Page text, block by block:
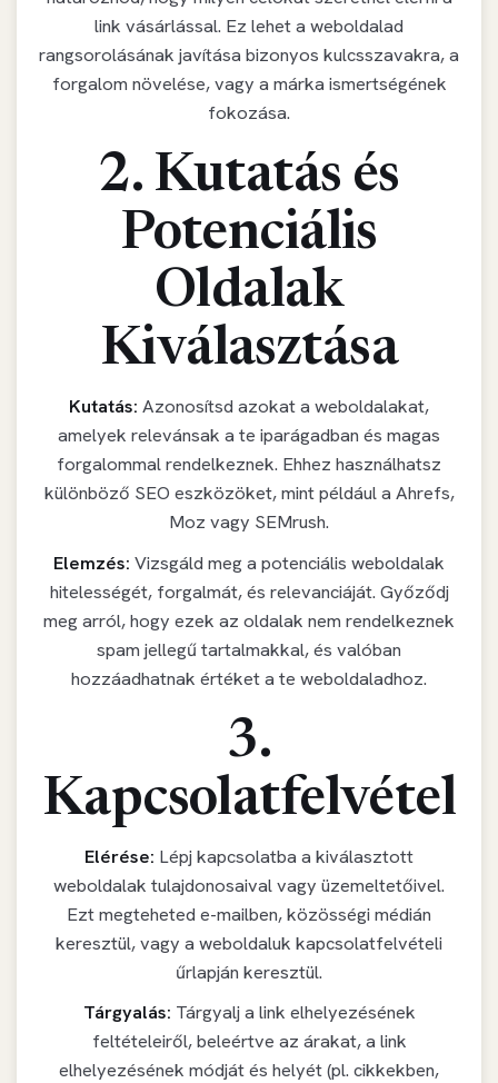
link vásárlással. Ez lehet a weboldalad
rangsorolásának javítása bizonyos kulcsszavakra, a
forgalom növelése, vagy a márka ismertségének
fokozása.
2. Kutatás és
Potenciális
Oldalak
Kiválasztása
Kutatás: Azonosítsd azokat a weboldalakat,
amelyek relevánsak a te iparágadban és magas
forgalommal rendelkeznek. Ehhez használhatsz
különböző SEO eszközöket, mint például a Ahrefs,
Moz vagy SEMrush.
Elemzés: Vizsgáld meg a potenciális weboldalak
hitelességét, forgalmát, és relevanciáját. Győződj
meg arról, hogy ezek az oldalak nem rendelkeznek
spam jellegű tartalmakkal, és valóban
hozzáadhatnak értéket a te weboldaladhoz.
3.
Kapcsolatfelvétel
Elérése: Lépj kapcsolatba a kiválasztott
weboldalak tulajdonosaival vagy üzemeltetőivel.
Ezt megteheted e-mailben, közösségi médián
keresztül, vagy a weboldaluk kapcsolatfelvételi
űrlapján keresztül.
Tárgyalás: Tárgyalj a link elhelyezésének
feltételeiről, beleértve az árakat, a link
elhelyezésének módját és helyét (pl. cikkekben,